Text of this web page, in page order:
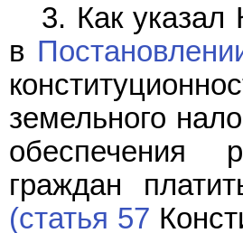
3. Как указал
в
земельного
обеспечения
граждан
(статья 57